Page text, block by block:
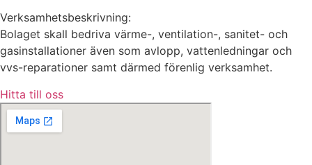
Verksamhetsbeskrivning:
Bolaget skall bedriva värme-, ventilation-, sanitet- och
gasinstallationer även som avlopp, vattenledningar och
vvs-reparationer samt därmed förenlig verksamhet.
Hitta till oss